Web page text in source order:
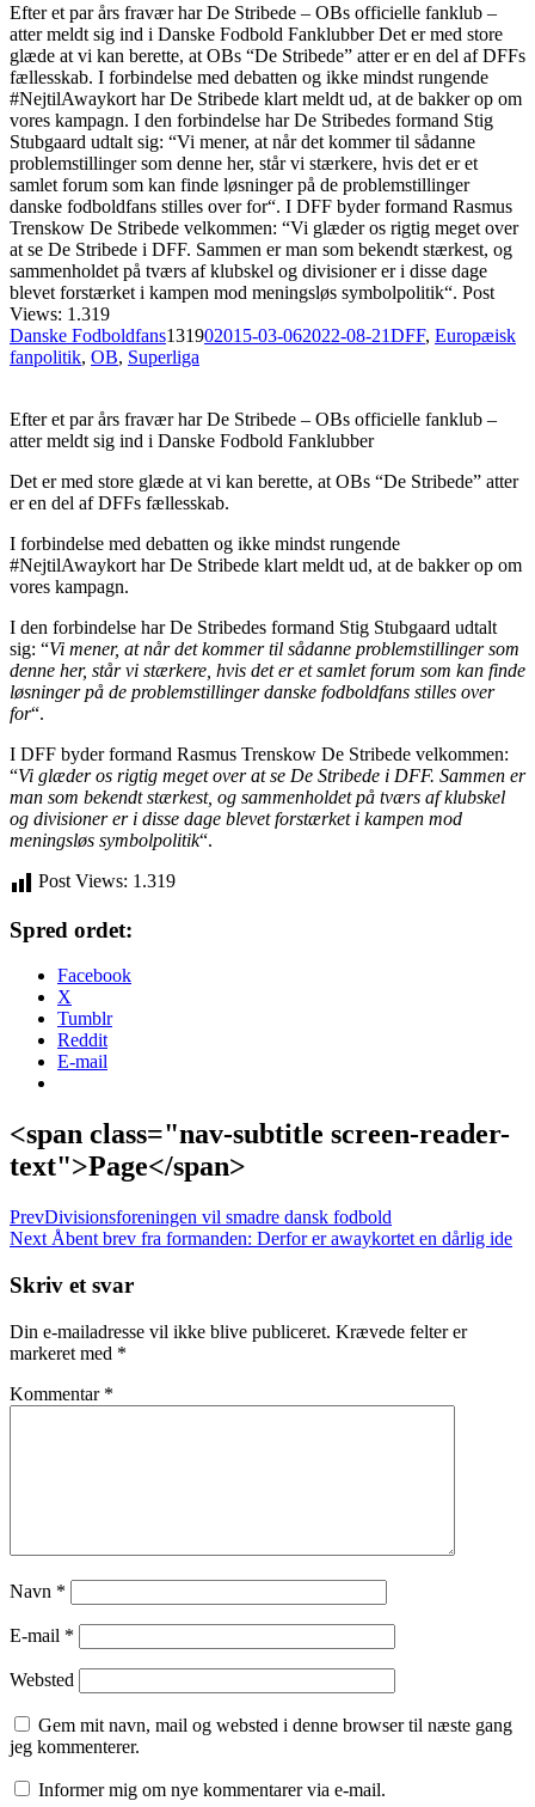
Efter et par års fravær har De Stribede – OBs officielle fanklub –
atter meldt sig ind i Danske Fodbold Fanklubber Det er med store
glæde at vi kan berette, at OBs “De Stribede” atter er en del af DFFs
fællesskab. I forbindelse med debatten og ikke mindst rungende
#NejtilAwaykort har De Stribede klart meldt ud, at de bakker op om
vores kampagn. I den forbindelse har De Stribedes formand Stig
Stubgaard udtalt sig: “Vi mener, at når det kommer til sådanne
problemstillinger som denne her, står vi stærkere, hvis det er et
samlet forum som kan finde løsninger på de problemstillinger
danske fodboldfans stilles over for“. I DFF byder formand Rasmus
Trenskow De Stribede velkommen: “Vi glæder os rigtig meget over
at se De Stribede i DFF. Sammen er man som bekendt stærkest, og
sammenholdet på tværs af klubskel og divisioner er i disse dage
blevet forstærket i kampen mod meningsløs symbolpolitik“. Post
Views: 1.319
Danske Fodboldfans131902015-03-062022-08-21DFF, Europæisk
fanpolitik, OB, Superliga
Efter et par års fravær har De Stribede – OBs officielle fanklub –
atter meldt sig ind i Danske Fodbold Fanklubber
Det er med store glæde at vi kan berette, at OBs “De Stribede” atter
er en del af DFFs fællesskab.
I forbindelse med debatten og ikke mindst rungende
#NejtilAwaykort har De Stribede klart meldt ud, at de bakker op om
vores kampagn.
I den forbindelse har De Stribedes formand Stig Stubgaard udtalt
sig: “Vi mener, at når det kommer til sådanne problemstillinger som
denne her, står vi stærkere, hvis det er et samlet forum som kan finde
løsninger på de problemstillinger danske fodboldfans stilles over
for“.
I DFF byder formand Rasmus Trenskow De Stribede velkommen:
“Vi glæder os rigtig meget over at se De Stribede i DFF. Sammen er
man som bekendt stærkest, og sammenholdet på tværs af klubskel
og divisioner er i disse dage blevet forstærket i kampen mod
meningsløs symbolpolitik“.
Post Views: 1.319
Spred ordet:
Facebook
X
Tumblr
Reddit
E-mail
<span class="nav-subtitle screen-reader-
text">Page</span>
PrevDivisionsforeningen vil smadre dansk fodbold
Next Åbent brev fra formanden: Derfor er awaykortet en dårlig ide
Skriv et svar
Din e-mailadresse vil ikke blive publiceret. Krævede felter er
markeret med *
Kommentar *
Navn *
E-mail *
Websted
Gem mit navn, mail og websted i denne browser til næste gang
jeg kommenterer.
Informer mig om nye kommentarer via e-mail.